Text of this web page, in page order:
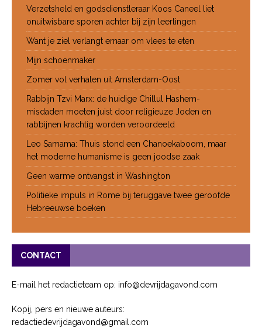
Verzetsheld en godsdienstleraar Koos Caneel liet
onuitwisbare sporen achter bij zijn leerlingen
Want je ziel verlangt ernaar om vlees te eten
Mijn schoenmaker
Zomer vol verhalen uit Amsterdam-Oost
Rabbijn Tzvi Marx: de huidige Chillul Hashem-
misdaden moeten juist door religieuze Joden en
rabbijnen krachtig worden veroordeeld
Leo Samama: Thuis stond een Chanoekaboom, maar
het moderne humanisme is geen joodse zaak
Geen warme ontvangst in Washington
Politieke impuls in Rome bij teruggave twee geroofde
Hebreeuwse boeken
CONTACT
E-mail het redactieteam op: info@devrijdagavond.com
Kopij, pers en nieuwe auteurs:
redactiedevrijdagavond@gmail.com